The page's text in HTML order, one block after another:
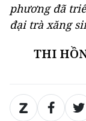
phương đã
đại trà xăng
THI